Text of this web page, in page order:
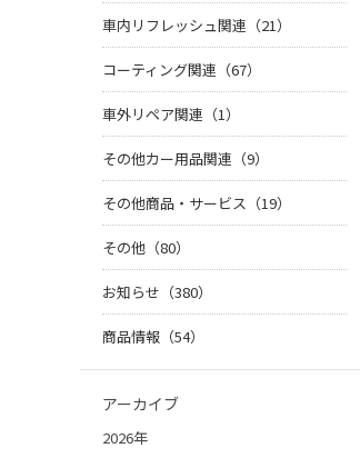
車内リフレッシュ関連（21）
コーティング関連（67）
車外リペア関連（1）
その他カー用品関連（9）
その他商品・サービス（19）
その他（80）
お知らせ（380）
商品情報（54）
アーカイブ
2026年